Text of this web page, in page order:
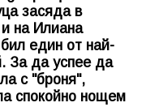
засяда в
на Илиана
един от най-
За да успее да
с "броня",
спокойно нощем